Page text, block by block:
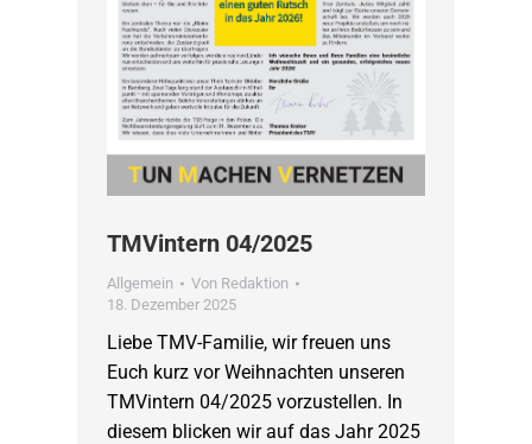
TMVintern 04/2025
Allgemein Von Redaktion
18. Dezember 2025
Liebe TMV-Familie, wir freuen uns
Euch kurz vor Weihnachten unseren
TMVintern 04/2025 vorzustellen. In
diesem blicken wir auf das Jahr 2025